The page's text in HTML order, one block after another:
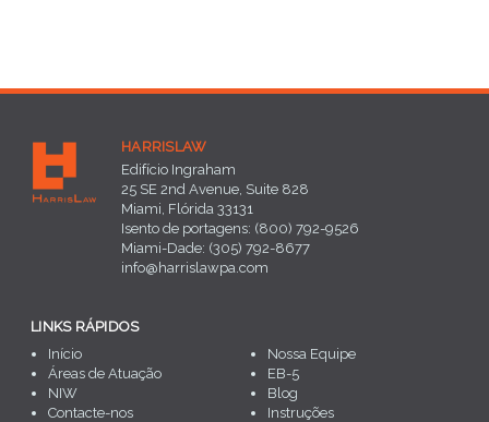
HARRISLAW
Edifício Ingraham
25 SE 2nd Avenue, Suite 828
Miami, Flórida 33131
Isento de portagens: (800) 792-9526
Miami-Dade: (305) 792-8677
info@harrislawpa.com
LINKS RÁPIDOS
Início
Nossa Equipe
Áreas de Atuação
EB-5
NIW
Blog
Contacte-nos
Instruções